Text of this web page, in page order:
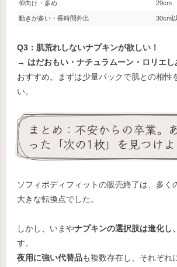
仰向け・多め 29cm
動きが多い・長時間外出 30cm
Q3：肌荒れしないナプキンが欲しい！
→ はだおもい・ナチュラムーン・ロリエ
おすすめ。まずは少量パックで肌との相性
い。
まとめ：不安からの卒業。
った「次の1枚」を見つけよ
ソフィボディフィットの販売終了は、多く
大きな転換点でした。
しかし、いまやナプキンの選択肢は進化し
す。
夜用に強い代替品も複数存在し、それぞれ